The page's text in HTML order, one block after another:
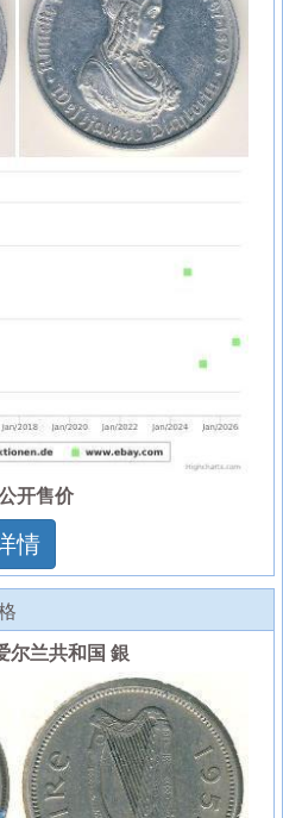
开售价
情
尔兰共和国 銀